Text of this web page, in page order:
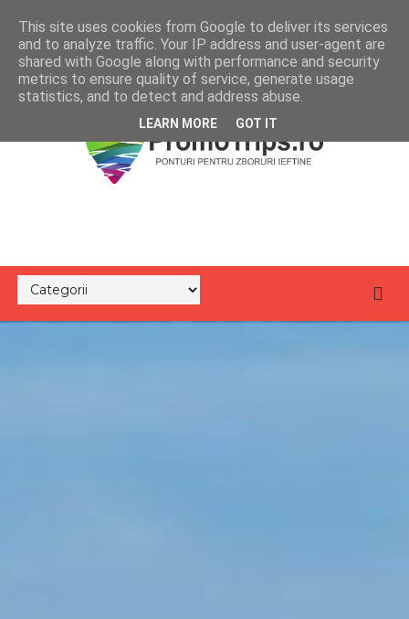
This site uses cookies from Google to deliver its services
and to analyze traffic. Your IP address and user-agent are
shared with Google along with performance and security
metrics to ensure quality of service, generate usage
statistics, and to detect and address abuse.
LEARN MORE GOT IT